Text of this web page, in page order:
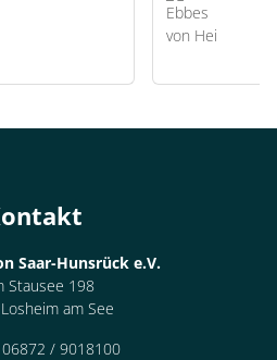
Saar-Hunsrück e.V.
Stausee 198
am See
/ 9018100